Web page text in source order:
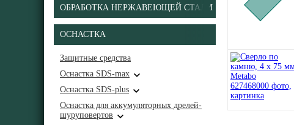
ОБРАБОТКА НЕРЖАВЕЮЩЕЙ СТАЛИ
ОСНАСТКА
Защитные средства
Оснастка SDS-max
Оснастка SDS-plus
Оснастка для аккумуляторных дрелей-
шуруповертов